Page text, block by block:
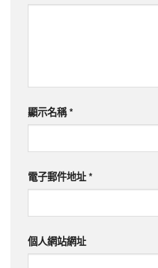
顯示名稱*
電子郵件地址*
個人網站網址